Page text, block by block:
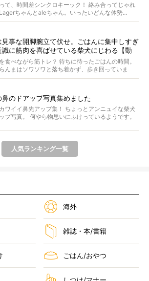
て、時間差シンクロキーック！ 絡み合ってじゃれ
ちゃんとaleちゃん。いったいどんな体勢...
見事な開脚腕立て伏せ。ごはんに集中しすぎ
識に筋肉を喜ばせている柴犬にじわる【動
食べながら筋トレ？ 待ちに待ったごはんの時間。
んまはソワソワと落ち着かず、歩き回っていま
鼻のドアップ写真集めました
ワイイ鼻先アップ集！ ちょっとアンニュイな柴犬
プ写真。 何やら物思いにふけっているようです。
人気ランキング一覧
海外
雑誌・本/書籍
ごはん/おやつ